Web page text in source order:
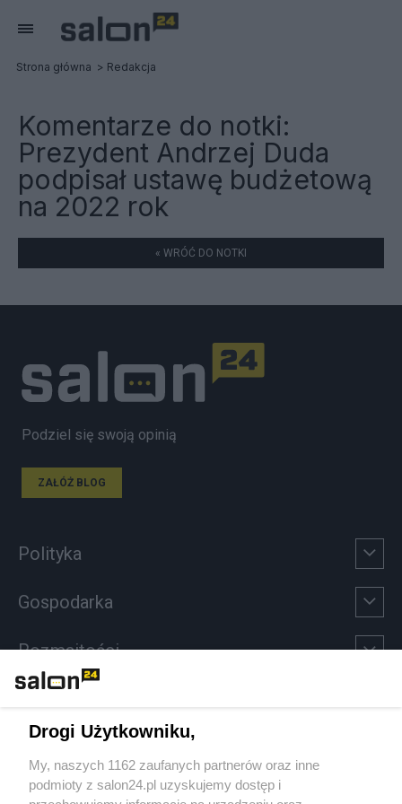
Strona główna Redakcja
Komentarze do notki:
Prezydent Andrzej Duda
podpisał ustawę budżetową
na 2022 rok
« WRÓĆ DO NOTKI
Podziel się swoją opinią
ZAŁÓŻ BLOG
Polityka
Gospodarka
Rozmaitości
Sport
Społeczeństwo
Drogi Użytkowniku,
My, naszych 1162 zaufanych partnerów oraz inne
podmioty z salon24.pl uzyskujemy dostęp i